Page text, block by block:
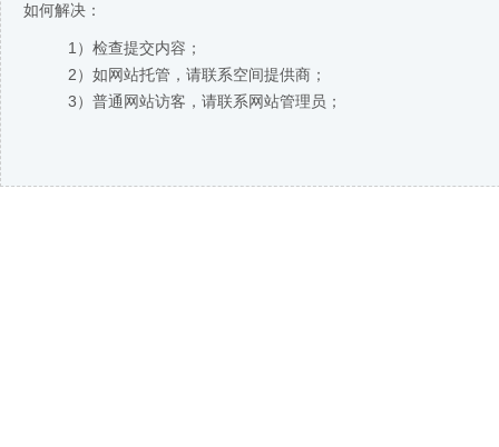
如何解决：
1）检查提交内容；
2）如网站托管，请联系空间提供商；
3）普通网站访客，请联系网站管理员；